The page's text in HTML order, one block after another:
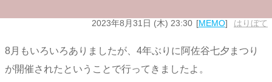
2023年8月31日 (木) 23:30 MEMO はりぼて
8月もいろいろありましたが、4年ぶりに阿佐谷七夕まつり
が開催されたということで行ってきましたよ。